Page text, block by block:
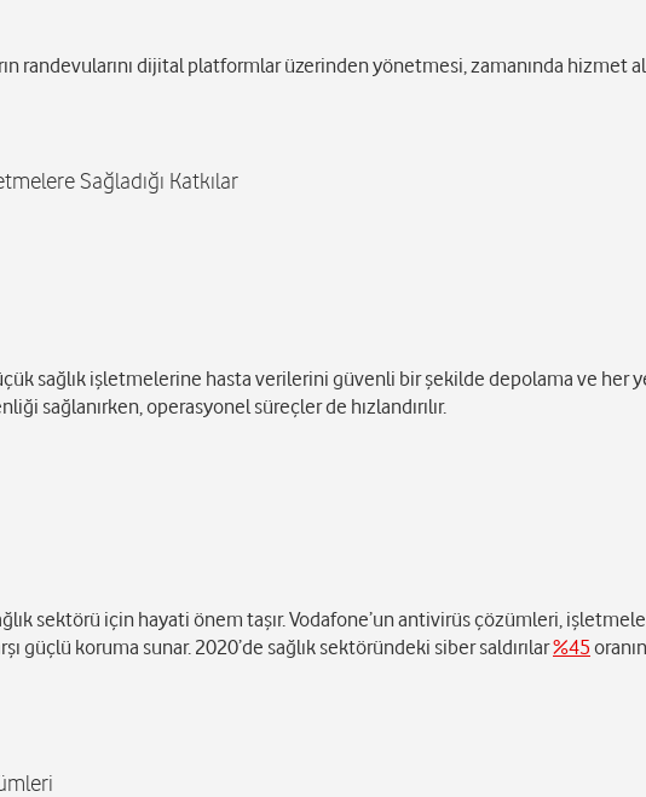
randevularını dijital platformlar üzerinden yönetmesi, zamanında hizmet
Sağladığı Katkılar
sağlık işletmelerine hasta verilerini güvenli bir şekilde depolama ve her
sağlanırken, operasyonel süreçler de hızlandırılır.
sektörü için hayati önem taşır. Vodafone’un antivirüs çözümleri,
güçlü koruma sunar. 2020’de sağlık sektöründeki siber saldırılar%45